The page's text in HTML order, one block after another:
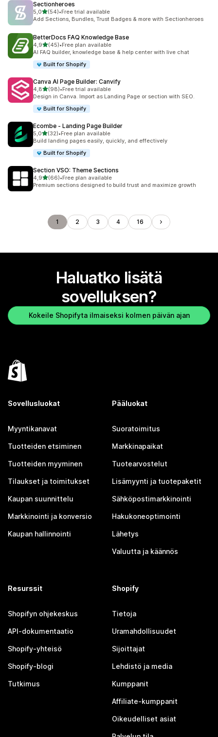
Sectionheroes
5,0/ 5 tähteä
(54)
54 arvostelua yhteensä
•Free trial available
Add Sections, Bundles, Trust Badges & more with Sectionheroes
BetterDocs FAQ Knowledge Base
4,9/ 5 tähteä
(45)
45 arvostelua yhteensä
•Free plan available
AI FAQ builder, knowledge base & help center with live chat
Built for Shopify
Canva AI Page Builder: Canvify
4,8/ 5 tähteä
(98)
98 arvostelua yhteensä
•Free trial available
Design in Canva. Import as Landing Page or section with SEO.
Built for Shopify
Ecombe ‑ Landing Page Builder
5,0/ 5 tähteä
(32)
32 arvostelua yhteensä
•Free plan available
Build landing pages easily, quickly, and effectively
Built for Shopify
Section VSO: Theme Sections
4,9/ 5 tähteä
(66)
66 arvostelua yhteensä
•Free plan available
Premium sections designed to build trust and maximize growth
1 2 3 4 16
Haluatko lisätä
sovelluksen?
Kokeile Shopifyta ilmaiseksi kolmen päivän ajan
Sovellusluokat
Myyntikanavat
Tuotteiden etsiminen
Tuotteiden myyminen
Tilaukset ja toimitukset
Kaupan suunnittelu
Markkinointi ja konversio
Kaupan hallinnointi
Pääluokat
Suoratoimitus
Markkinapaikat
Tuotearvostelut
Lisämyynti ja tuotepaketit
Sähköpostimarkkinointi
Hakukoneoptimointi
Lähetys
Valuutta ja käännös
Resurssit
Shopifyn ohjekeskus
API-dokumentaatio
Shopify-yhteisö
Shopify-blogi
Tutkimus
Shopify
Tietoja
Uramahdollisuudet
Sijoittajat
Lehdistö ja media
Kumppanit
Affiliate-kumppanit
Oikeudelliset asiat